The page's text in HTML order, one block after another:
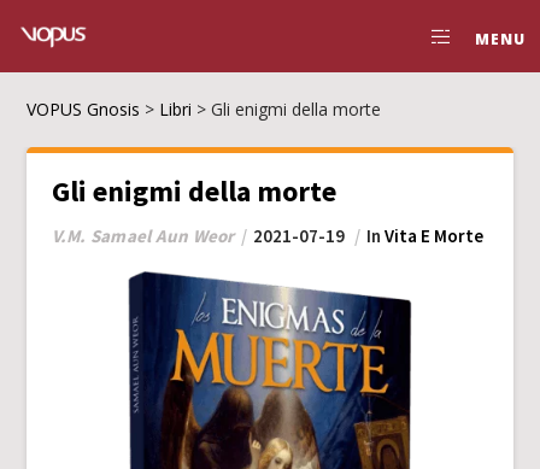
MENU
VOPUS Gnosis > Libri >Gli enigmi della morte
Gli enigmi della morte
V.M. Samael Aun Weor 2021-07-19 In Vita E Morte